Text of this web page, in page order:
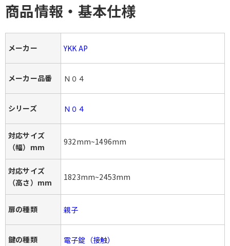
商品情報・基本仕様
メーカー YKK AP
メーカー品番 Ｎ０４
シリーズ Ｎ０４
対応サイズ
（幅）mm
932mm~1496mm
対応サイズ
（高さ）mm
1823mm~2453mm
扉の種類 親子
鍵の種類 電子錠（接触）